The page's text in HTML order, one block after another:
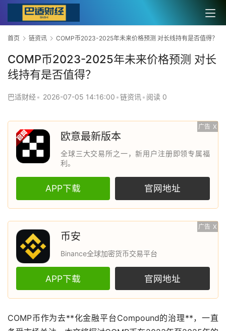
首页 链资讯 COMP币2023-2025年未来价格预测 对长线持有是否值得？
COMP币2023-2025年未来价格预测 对长
线持有是否值得？
巴适财经• 2026-07-05 14:16:00 •链资讯 • 阅读 0
广告 X
欧意最新版本
全球三大交易所之一，新用户注册即领专属福
利。
APP下载 官网地址
广告 X
币安
Binance全球加密货币交易平台
APP下载 官网地址
COMP币作为去**化金融平台Compound的治理**，一直